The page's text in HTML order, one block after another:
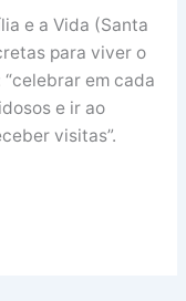
e a Vida (Santa
para viver o
em cada
e ir ao
visitas”.